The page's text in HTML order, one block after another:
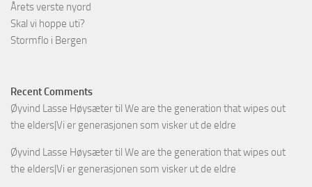
Årets verste nyord
Skal vi hoppe uti?
Stormflo i Bergen
Recent Comments
Øyvind Lasse Høysætertil We are the generation that wipes out
the elders|Vi er generasjonen som visker ut de eldre
Øyvind Lasse Høysætertil We are the generation that wipes out
the elders|Vi er generasjonen som visker ut de eldre